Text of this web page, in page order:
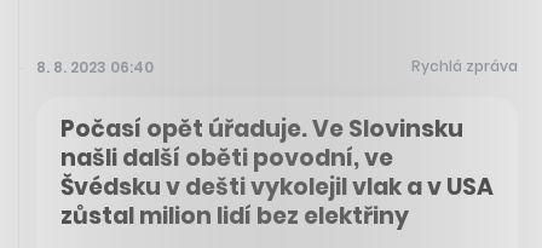
8. 8. 2023 06:40 Rychlá zpráva
Počasí opět úřaduje. Ve Slovinsku
našli další oběti povodní, ve
Švédsku v dešti vykolejil vlak a v USA
zůstal milion lidí bez elektřiny